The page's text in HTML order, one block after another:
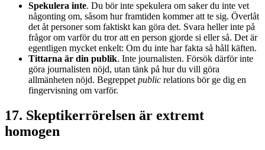
Spekulera inte. Du bör inte spekulera om saker du inte vet
någonting om, såsom hur framtiden kommer att te sig. Överlåt
det åt personer som faktiskt kan göra det. Svara heller inte på
frågor om varför du tror att en person gjorde si eller så. Det är
egentligen mycket enkelt: Om du inte har fakta så håll käften.
Tittarna är din publik. Inte journalisten. Försök därför inte
göra journalisten nöjd, utan tänk på hur du vill göra
allmänheten nöjd. Begreppet public relations bör ge dig en
fingervisning om varför.
17. Skeptikerrörelsen är extremt
homogen